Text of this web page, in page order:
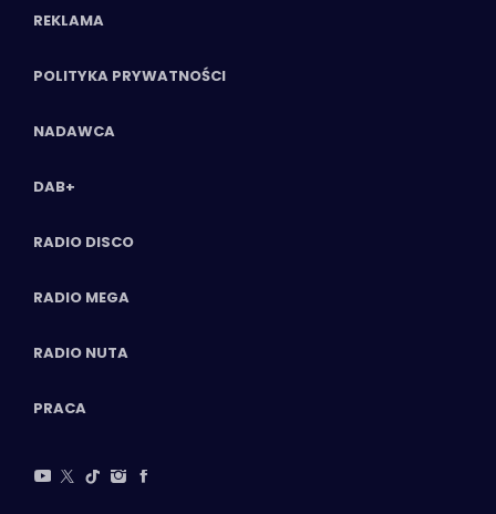
REKLAMA
POLITYKA PRYWATNOŚCI
NADAWCA
DAB+
RADIO DISCO
RADIO MEGA
RADIO NUTA
PRACA